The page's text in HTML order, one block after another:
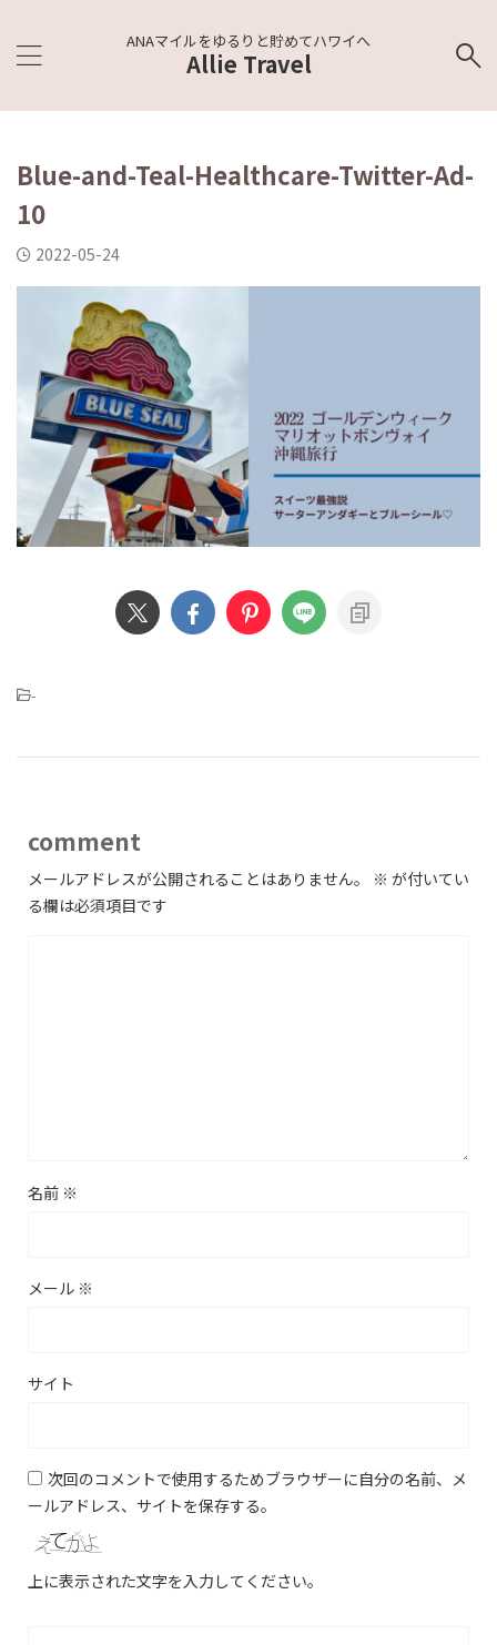
ANAマイルをゆるりと貯めてハワイへ
Allie Travel
Blue-and-Teal-Healthcare-Twitter-Ad-
10
2022-05-24
-
comment
メールアドレスが公開されることはありません。 ※ が付いてい
る欄は必須項目です
名前 ※
メール ※
サイト
次回のコメントで使用するためブラウザーに自分の名前、メ
ールアドレス、サイトを保存する。
上に表示された文字を入力してください。